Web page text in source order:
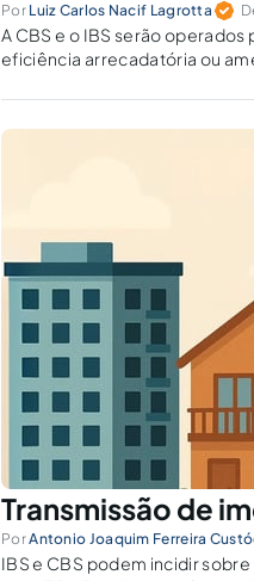
Por Luiz Carlos Nacif Lagrotta
A CBS e o IBS serão
eficiência arrecadatória ou
Transmissão de
PorAntonio Joaquim Ferreira
IBS e CBS podem incidir